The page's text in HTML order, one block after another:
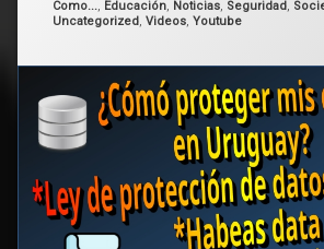
Categorías:
Como..., Educación, Noticias, Seguridad,
Uncategorized, Videos, Youtube
de datos
URDCP
Uruguay
personales-
habeas
–
derecho
al
olvido